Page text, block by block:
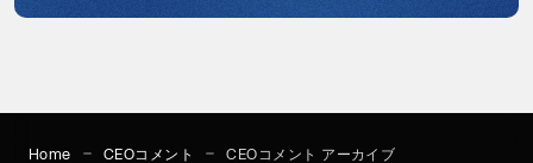
Home CEOコメント CEOコメント アーカイブ